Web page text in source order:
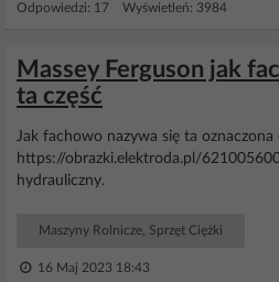
Odpowiedzi: 17 Wyświetleń: 3984
Massey Ferguson jak
ta część
Jak fachowo nazywa się ta oznaczona
https://obrazki.elektroda.pl/
hydrauliczny.
Maszyny Rolnicze, Sprzęt Ciężki
16 Maj 2023 18:43